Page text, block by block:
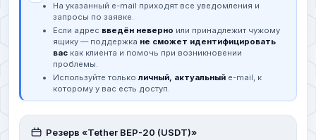
На указанный e-mail приходят все уведомления и
запросы по заявке.
Если адрес введён неверно или принадлежит чужому
ящику — поддержка не сможет идентифицировать
вас как клиента и помочь при возникновении
проблемы.
Используйте тольколичный, актуальный e-mail, к
которому у вас есть доступ.
Резерв «Tether BEP-20 (USDT)»